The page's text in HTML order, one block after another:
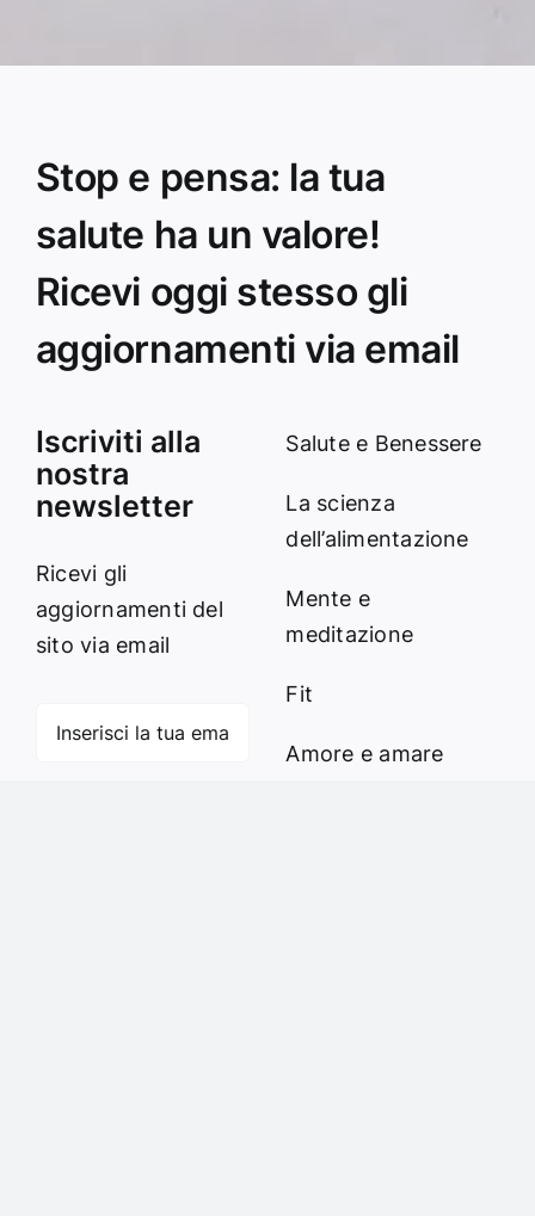
Stop e pensa: la tua
salute ha un valore!
Ricevi oggi stesso gli
aggiornamenti via email
Iscriviti alla
nostra
newsletter
Ricevi gli
aggiornamenti del
sito via email
Salute e Benessere
La scienza
dell’alimentazione
Mente e
meditazione
Fit
Amore e amare